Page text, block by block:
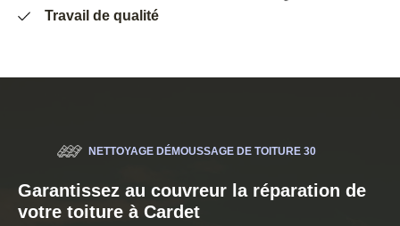
Travail de qualité
NETTOYAGE DÉMOUSSAGE DE TOITURE 30
Garantissez au couvreur la réparation de
votre toiture à Cardet